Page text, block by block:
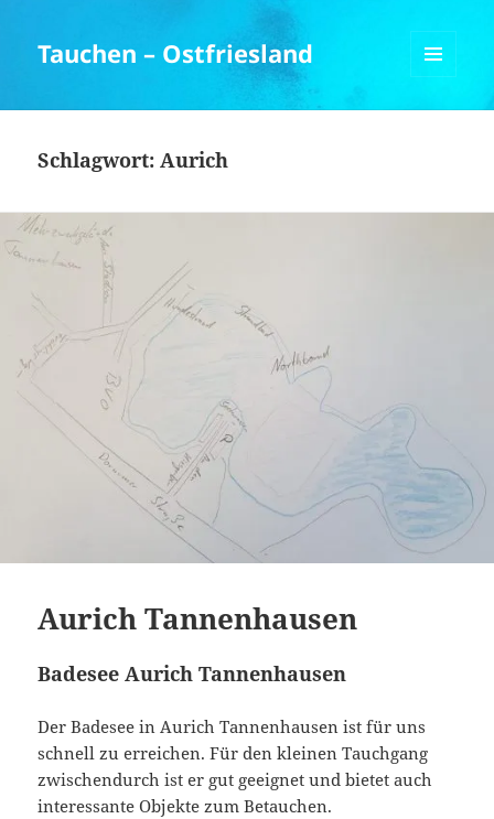
Tauchen – Ostfriesland
UND
Schlagwort:Aurich
Aurich Tannenhausen
Badesee Aurich Tannenhausen
Der Badesee in Aurich Tannenhausen ist für uns
schnell zu erreichen. Für den kleinen Tauchgang
zwischendurch ist er gut geeignet und bietet auch
interessante Objekte zum Betauchen.